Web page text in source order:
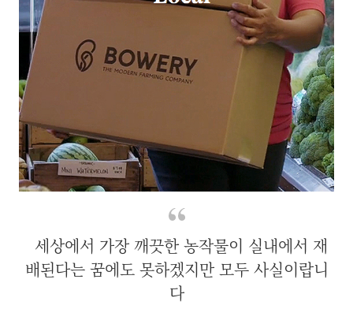
세상에서 가장 깨끗한 농작물이 실내에서 재
배된다는 꿈에도 못하겠지만 모두 사실이랍니
다